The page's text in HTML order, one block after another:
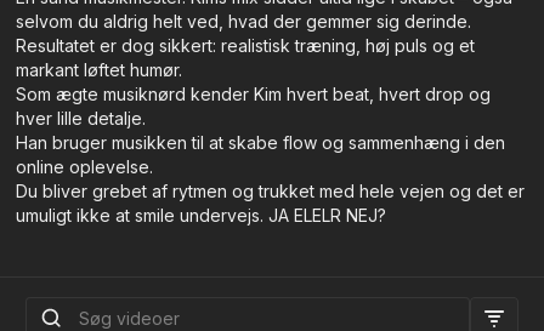
selvom du aldrig helt ved, hvad der gemmer sig derinde.
Resultatet er dog sikkert: realistisk træning, høj puls og et
markant løftet humør.
Som ægte musiknørd kender Kim hvert beat, hvert drop og
hver lille detalje.
Han bruger musikken til at skabe flow og sammenhæng i den
online oplevelse.
Du bliver grebet af rytmen og trukket med hele vejen og det er
umuligt ikke at smile undervejs. JA ELELR NEJ?